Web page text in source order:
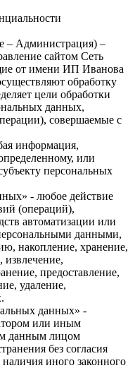
– Администрация) –
сайтом Сеть
от имени ИП Иванова
обработку
цели обработки
данных,
совершаемые с
информация,
или
персональных
- любое действие
(операций),
автоматизации или
данными,
накопление, хранение,
извлечение,
предоставление,
удаление,
данных» -
или иным
данным лицом
без согласия
иного законного